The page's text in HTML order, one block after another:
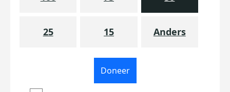
25 15 Anders
Doneer